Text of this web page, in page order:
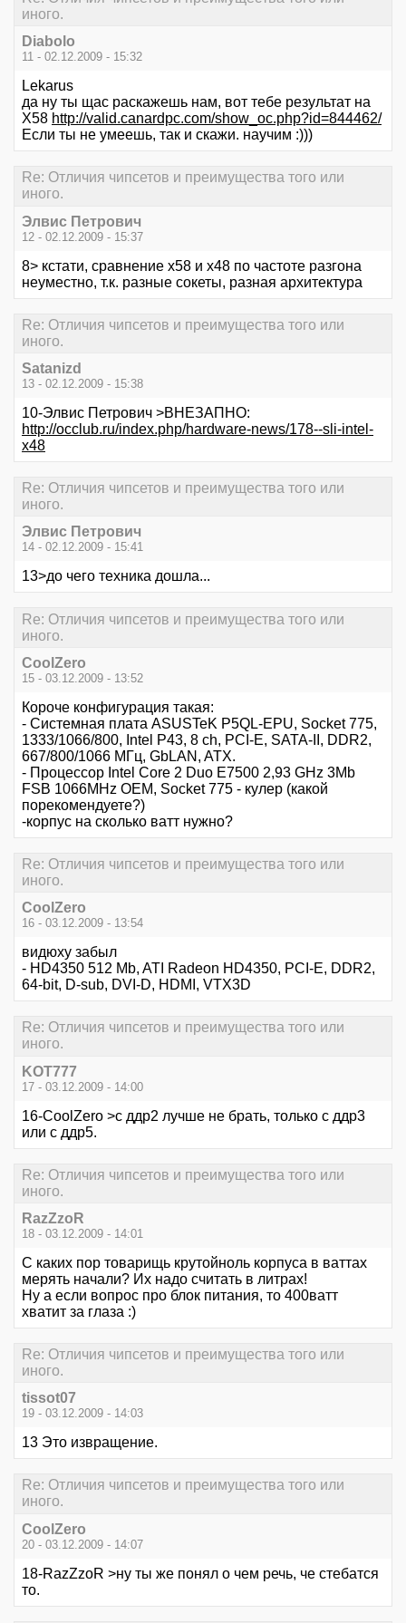
иного.
Diabolo
11 - 02.12.2009 - 15:32
Lekarus
да ну ты щас раскажешь нам, вот тебе результат на
X58 http://valid.canardpc.com/show_oc.php?id=844462/
Если ты не умеешь, так и скажи. научим :)))
Re: Отличия чипсетов и преимущества того или
иного.
Элвис Петрович
12 - 02.12.2009 - 15:37
8> кстати, сравнение x58 и x48 по частоте разгона
неуместно, т.к. разные сокеты, разная архитектура
Re: Отличия чипсетов и преимущества того или
иного.
Satanizd
13 - 02.12.2009 - 15:38
10-Элвис Петрович >ВНЕЗАПНО:
http://occlub.ru/index.php/hardware-news/178--sli-intel-
x48
Re: Отличия чипсетов и преимущества того или
иного.
Элвис Петрович
14 - 02.12.2009 - 15:41
13>до чего техника дошла...
Re: Отличия чипсетов и преимущества того или
иного.
CoolZero
15 - 03.12.2009 - 13:52
Короче конфигурация такая:
- Системная плата ASUSTeK P5QL-EPU, Socket 775,
1333/1066/800, Intel P43, 8 ch, PCI-E, SATA-II, DDR2,
667/800/1066 МГц, GbLAN, ATX.
- Процессор Intel Core 2 Duo E7500 2,93 GHz 3Mb
FSB 1066MHz OEM, Socket 775 - кулер (какой
порекомендуете?)
-корпус на сколько ватт нужно?
Re: Отличия чипсетов и преимущества того или
иного.
CoolZero
16 - 03.12.2009 - 13:54
видюху забыл
- HD4350 512 Mb, ATI Radeon HD4350, PCI-E, DDR2,
64-bit, D-sub, DVI-D, HDMI, VTX3D
Re: Отличия чипсетов и преимущества того или
иного.
KOT777
17 - 03.12.2009 - 14:00
16-CoolZero >с ддр2 лучше не брать, только с ддр3
или с ддр5.
Re: Отличия чипсетов и преимущества того или
иного.
RazZzoR
18 - 03.12.2009 - 14:01
С каких пор товарищь крутойноль корпуса в ваттах
мерять начали? Их надо считать в литрах!
Ну а если вопрос про блок питания, то 400ватт
хватит за глаза :)
Re: Отличия чипсетов и преимущества того или
иного.
tissot07
19 - 03.12.2009 - 14:03
13 Это извращение.
Re: Отличия чипсетов и преимущества того или
иного.
CoolZero
20 - 03.12.2009 - 14:07
18-RazZzoR >ну ты же понял о чем речь, че стебатся
то.